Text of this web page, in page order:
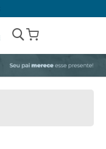
My Cart